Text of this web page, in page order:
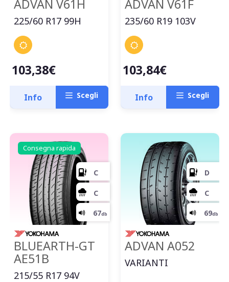
D
C
71db
ADVAN V61H
225/60 R17 99H
103,38€
Info Scegli
ADVAN V61F
235/60 R19 103V
103,84€
Info Scegli
Consegna rapida
BLUEARTH-GT
AE51B
215/55 R17 94V
ADVAN A052
VARIANTI